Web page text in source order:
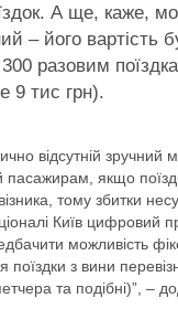
А ще, каже,
– його вартість
300 разовим
9 тис грн).
відсутній зручний
пасажирам, якщо
тому збитки
Київ цифровий
можливість
поїздки з вини
та подібні)”, –